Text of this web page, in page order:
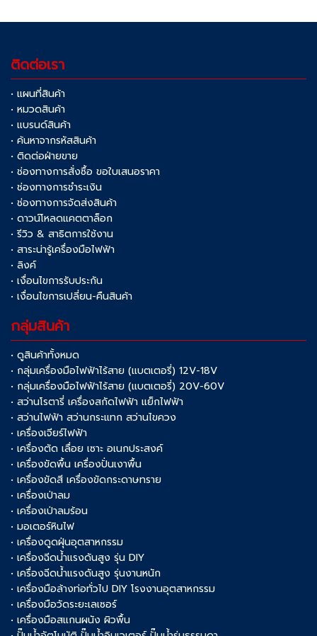
ติดต่อเรา
• แผนที่สินค้า
• หมวดสินค้า
• แบรนด์สินค้า
• ค้นหาจากรหัสสินค้า
• ติดต่อฝ่ายขาย
• ช่องทางการสั่งซื้อ ขอใบเสนอราคา
• ช่องทางการชำระเงิน
• ช่องทางการจัดส่งสินค้า
• ดาวน์โหลดแคตตาล็อก
• รีวิว & สาธิตการใช้งาน
• สาระน่ารู้เครื่องมือไฟฟ้า
• ลิงค์
• เงื่อนไขการรับประกัน
• เงื่อนไขการเปลี่ยน-คืนสินค้า
กลุ่มสินค้า
• ดูสินค้าทั้งหมด
• กลุ่มเครื่องมือไฟฟ้าไร้สาย (แบตเตอรี่) 12V-18V
• กลุ่มเครื่องมือไฟฟ้าไร้สาย (แบตเตอรี่) 20V-60V
• สว่านโรตารี่ เครื่องสกัดไฟฟ้า แย็กไฟฟ้า
• สว่านไฟฟ้า สว่านกระแทก สว่านไขควง
• เครื่องเจียร์ไฟฟ้า
• เครื่องตัด เลื่อย เซาะ อเนกประสงค์
• เครื่องขัดพื้น เครื่องปั่นเงาพื้น
• เครื่องขัดสี เครื่องขัดกระดาษทราย
• เครื่องเป่าลม
• เครื่องเป่าลมร้อน
• มอเตอร์หินไฟ
• เครื่องดูดฝุ่นอุตสาหกรรม
• เครื่องฉีดน้ำแรงดันสูง รุ่น DIY
• เครื่องฉีดน้ำแรงดันสูง รุ่นงานหนัก
• เครื่องมือล้างท่อทั่วไป DIY โรงงานอุตสาหกรรม
• เครื่องมือวัดระยะเลเซอร์
• เครื่องมือสแกนผนัง ผิวพื้น